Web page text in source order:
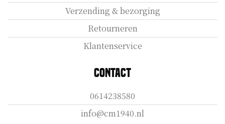
Verzending & bezorging
Retourneren
Klantenservice
Contact
0614238580
info@cm1940.nl